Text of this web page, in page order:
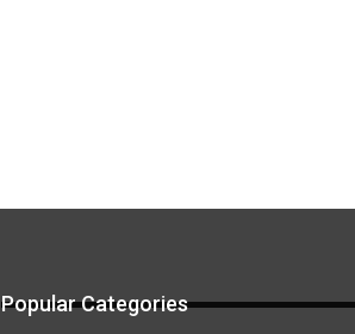
Popular Categories